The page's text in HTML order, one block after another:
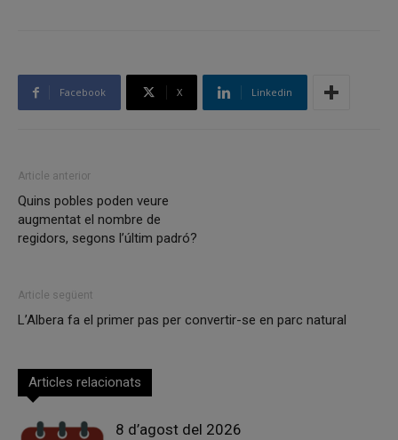
Facebook X Linkedin
Article anterior
Quins pobles poden veure
augmentat el nombre de
regidors, segons l’últim padró?
Article següent
L’Albera fa el primer pas per convertir-se en parc natural
Articles relacionats
8 d’agost del 2026